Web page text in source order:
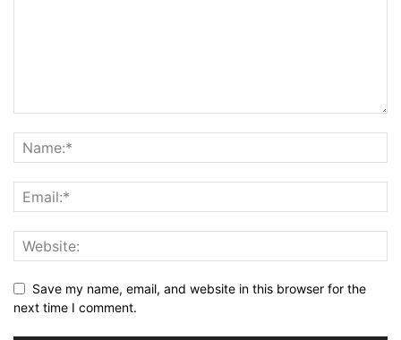
Save my name, email, and website in this browser for the
next time I comment.